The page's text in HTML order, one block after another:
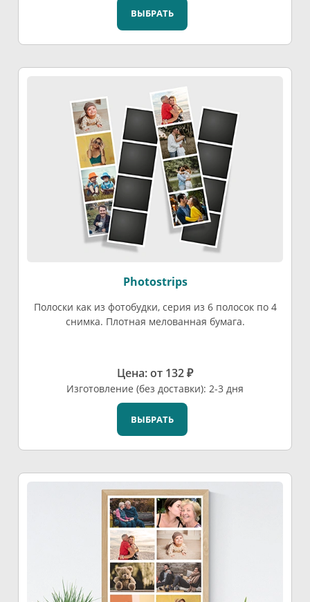
ВЫБРАТЬ
Photostrips
Полоски как из фотобудки, серия из 6 полосок по 4
снимка. Плотная мелованная бумага.
Цена: от 132 ₽
Изготовление (без доставки): 2-3 дня
ВЫБРАТЬ